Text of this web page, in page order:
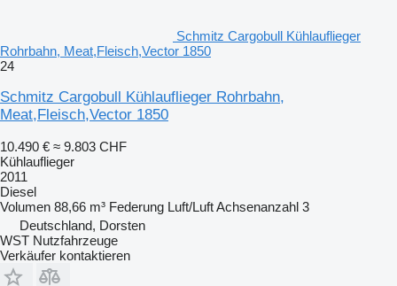
Schmitz Cargobull Kühlauflieger
Rohrbahn, Meat,Fleisch,Vector 1850
24
Schmitz Cargobull Kühlauflieger Rohrbahn,
Meat,Fleisch,Vector 1850
10.490 € ≈ 9.803 CHF
Kühlauflieger
2011
Diesel
Volumen 88,66 m³ Federung Luft/LuftAchsenanzahl 3
Deutschland, Dorsten
WST Nutzfahrzeuge
Verkäufer kontaktieren